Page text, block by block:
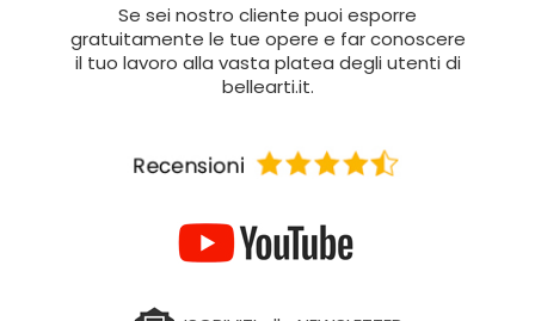
Se sei nostro cliente puoi esporre
gratuitamente le tue opere e far conoscere
il tuo lavoro alla vasta platea degli utenti di
bellearti.it.